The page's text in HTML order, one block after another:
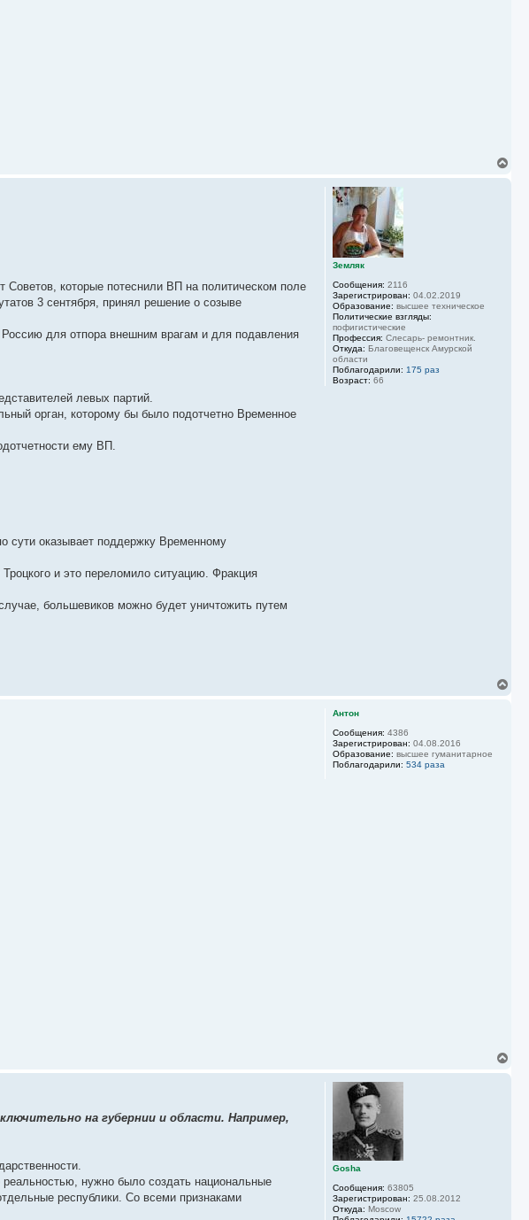
Земляк
Сообщения: 2116
Зарегистрирован: 04.02.2019
Образование: высшее техническое
Политические взгляды:
пофигистические
Профессия: Слесарь- ремонтник.
Откуда: Благовещенск Амурской
области
Поблагодарили: 175 раз
Возраст: 66
которые потеснили ВП на политическом поле
3 сентября, принял решение о созыве
для отпора внешним врагам и для подавления
левых партий.
орган, которому бы было подотчетно Временное
ему ВП.
сути оказывает поддержку Временному
и это переломило ситуацию. Фракция
большевиков можно будет уничтожить путем
Антон
Сообщения: 4386
Зарегистрирован: 04.08.2016
Образование: высшее гуманитарное
Поблагодарили: 534 раза
Gosha
Сообщения: 63805
Зарегистрирован: 25.08.2012
Откуда: Moscow
на губернии и области. Например,
реальностью, нужно было создать национальные
республики. Со всеми признаками